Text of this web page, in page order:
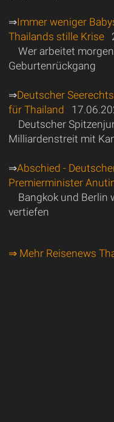
⇒Immer weniger
Thailands stille Krise
Wer arbeitet
Geburtenrückgang
⇒Deutscher
für Thailand
Deutscher
Milliardenstreit mit
⇒Abschied -
Premierminister
Bangkok und Berlin
vertiefen
⇒ Mehr Reisenews